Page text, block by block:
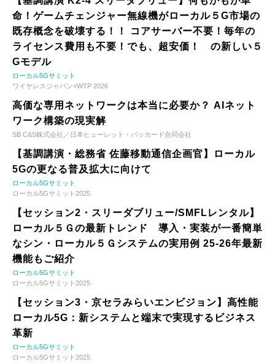
命！ゲームチェンジャー無線機がローカル５G市場の
既存概念を破壊する！！ コアサーバー不要！毎年の
ライセンス費用も不要！でも、超安価！ の新しい５
Gモデル
ローカル5Gサミット
ワイヤレスジャパン×WTP 2026
高価な専用ネットワークは本当に必要か？ AIネット
ワーク構築の現実解
SB C&S株式会社／日本ヒューレット・パッカード合同会社
【基調講演・総務省 佐藤移動通信企画官】ローカル
5Gの更なる普及拡大に向けて
ローカル5Gサミット
ローカル5Gサミット2025
【セッション2・スリーダブリュー/SMFLレンタル】
ローカル５Ｇの最新トレンド 導入・実装が一番簡単
なシン・ローカル５Ｇシステムの実用例 25-26年最新
機能もご紹介
ローカル5Gサミット
ローカル5Gサミット2025
【セッション3・京セラみらいエンビジョン】高性能
ローカル5G：新システムと端末で実現するビジネス
革新
ローカル5Gサミット
ローカル5Gサミット2025